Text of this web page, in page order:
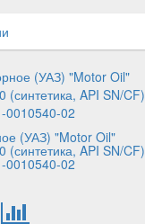
(УАЗ) "Motor Oil"
(синтетика, API SN/CF)
0010540-02